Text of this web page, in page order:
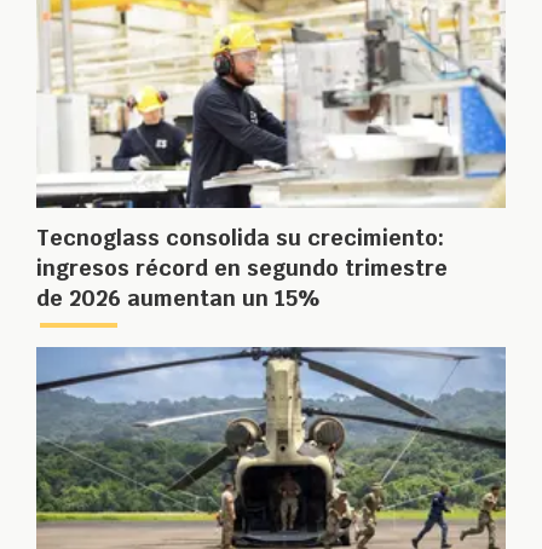
Tecnoglass consolida su crecimiento:
ingresos récord en segundo trimestre
de 2026 aumentan un 15%